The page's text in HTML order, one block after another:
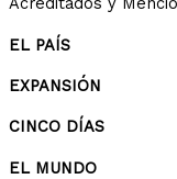
EL PAÍS
EXPANSIÓN
CINCO DÍAS
EL MUNDO